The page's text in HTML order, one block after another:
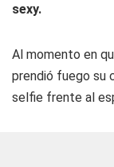
sexy.
Al momento en
prendió fuego su
selfie frente al